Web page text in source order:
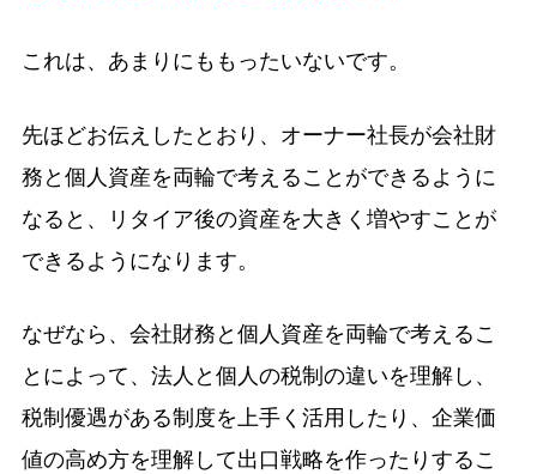
これは、あまりにももったいないです。
先ほどお伝えしたとおり、オーナー社長が会社財
務と個人資産を両輪で考えることができるように
なると、リタイア後の資産を大きく増やすことが
できるようになります。
なぜなら、会社財務と個人資産を両輪で考えるこ
とによって、法人と個人の税制の違いを理解し、
税制優遇がある制度を上手く活用したり、企業価
値の高め方を理解して出口戦略を作ったりするこ